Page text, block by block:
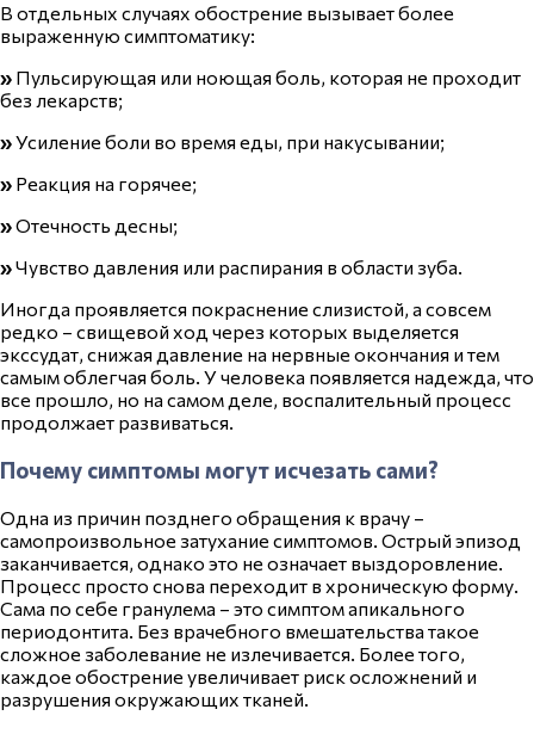
В отдельных случаях обострение вызывает более
выраженную симптоматику:
» Пульсирующая или ноющая боль, которая не проходит
без лекарств;
»Усиление боли во время еды, при накусывании;
» Реакция на горячее;
»Отечность десны;
»Чувство давления или распирания в области зуба.
Иногда проявляется покраснение слизистой, а совсем
редко – свищевой ход через которых выделяется
экссудат, снижая давление на нервные окончания и тем
самым облегчая боль. У человека появляется надежда, что
все прошло, но на самом деле, воспалительный процесс
продолжает развиваться.
Почему симптомы могут исчезать сами?
Одна из причин позднего обращения к врачу –
самопроизвольное затухание симптомов. Острый эпизод
заканчивается, однако это не означает выздоровление.
Процесс просто снова переходит в хроническую форму.
Сама по себе гранулема – это симптомапикального
периодонтита. Без врачебного вмешательства такое
сложное заболевание не излечивается. Более того,
каждое обострение увеличивает риск осложнений и
разрушения окружающих тканей.